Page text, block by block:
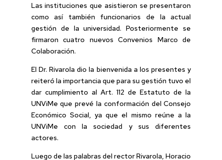
Las instituciones que asistieron se presentaron
como así también funcionarios de la actual
gestión de la universidad. Posteriormente se
firmaron cuatro nuevos Convenios Marco de
Colaboración.
El Dr. Rivarola dio la bienvenida a los presentes y
reiteró la importancia que para su gestión tuvo el
dar cumplimiento al Art. 112 de Estatuto de la
UNViMe que prevé la conformación del Consejo
Económico Social, ya que el mismo reúne a la
UNViMe con la sociedad y sus diferentes
actores.
Luego de las palabras del rector Rivarola, Horacio